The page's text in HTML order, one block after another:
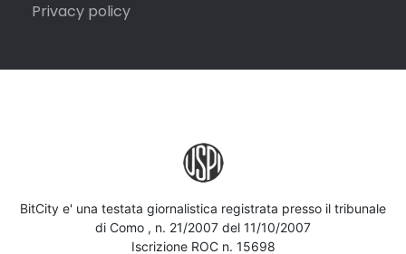
Privacy policy
BitCity e' una testata giornalistica registrata presso il tribunale
di Como , n. 21/2007 del 11/10/2007
Iscrizione ROC n. 15698